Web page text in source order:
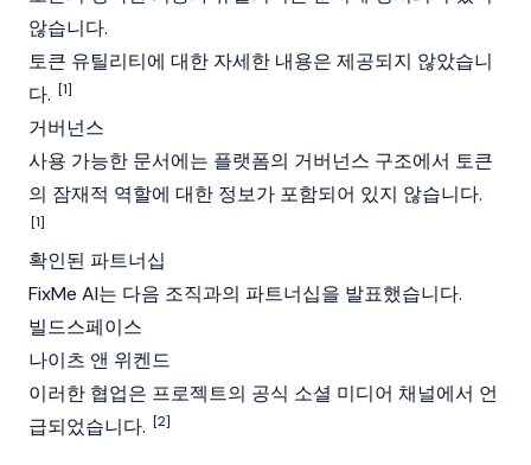
않습니다.
토큰 유틸리티에 대한 자세한 내용은 제공되지 않았습니
다. [1]
거버넌스
사용 가능한 문서에는 플랫폼의 거버넌스 구조에서 토큰
의 잠재적 역할에 대한 정보가 포함되어 있지 않습니다.
[1]
확인된 파트너십
FixMe AI는 다음 조직과의 파트너십을 발표했습니다.
빌드스페이스
나이츠 앤 위켄드
이러한 협업은 프로젝트의 공식 소셜 미디어 채널에서 언
급되었습니다. [2]